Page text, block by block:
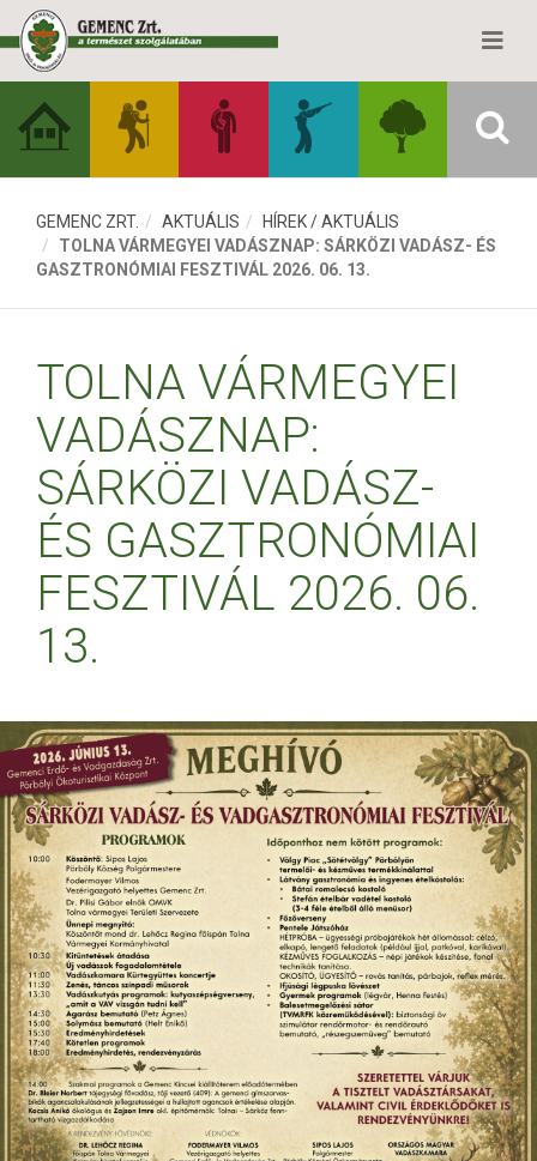
GEMENC ZRT. AKTUÁLIS
HÍREK / AKTUÁLIS
TOLNA VÁRMEGYEI VADÁSZNAP: SÁRKÖZI VADÁSZ- ÉS
GASZTRONÓMIAI FESZTIVÁL 2026. 06. 13.
TOLNA VÁRMEGYEI
VADÁSZNAP:
SÁRKÖZI VADÁSZ-
ÉS GASZTRONÓMIAI
FESZTIVÁL 2026. 06.
13.